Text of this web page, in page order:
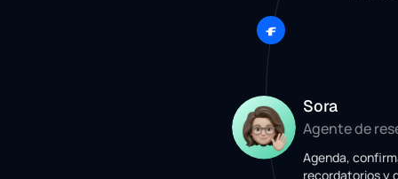
Sora
Agente de
Agenda,
recordatorios y